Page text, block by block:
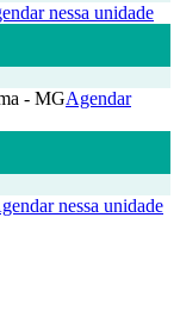
nessa unidade
- MGAgendar
nessa unidade